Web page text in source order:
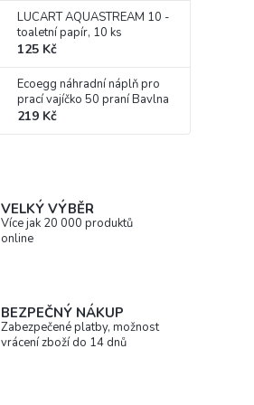
LUCART AQUASTREAM 10 -
toaletní papír, 10 ks
125 Kč
Ecoegg náhradní náplň pro
prací vajíčko 50 praní Bavlna
219 Kč
VELKÝ VÝBĚR
Více jak 20 000 produktů
online
BEZPEČNÝ NÁKUP
Zabezpečené platby, možnost
vrácení zboží do 14 dnů